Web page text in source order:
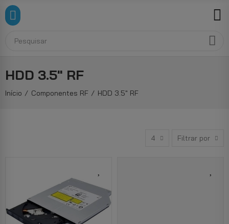
HDD 3.5" RF
Início Componentes RF HDD 3.5" RF
4 Filtrar por